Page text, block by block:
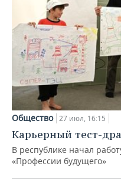
Общество 27 июл, 16:15
Карьерный тест-
В республике начал
«Профессии будущего»